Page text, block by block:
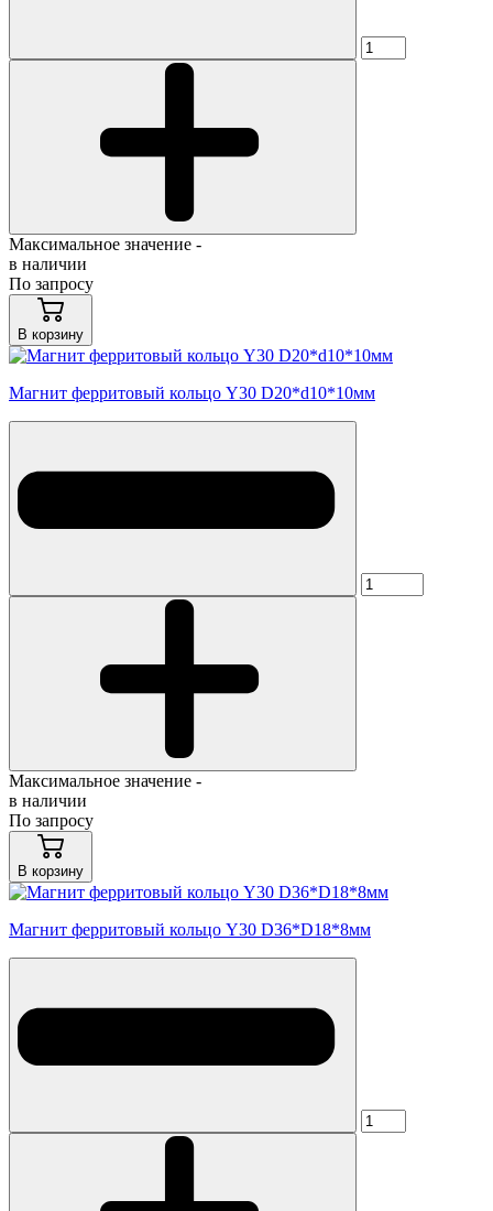
Максимальное значение -
в наличии
По запросу
В корзину
Магнит ферритовый кольцо Y30 D20*d10*10мм
Максимальное значение -
в наличии
По запросу
В корзину
Магнит ферритовый кольцо Y30 D36*D18*8мм